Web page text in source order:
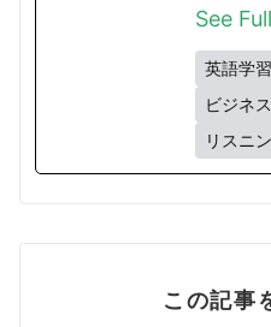
See
英語学習
ビジネ
リスニ
この記事